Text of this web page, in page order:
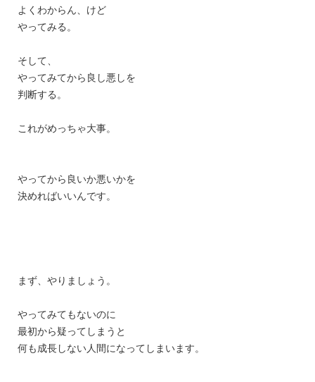
よくわからん、けど
やってみる。
そして、
やってみてから良し悪しを
判断する。
これがめっちゃ大事。
やってから良いか悪いかを
決めればいいんです。
まず、やりましょう。
やってみてもないのに
最初から疑ってしまうと
何も成長しない人間になってしまいます。